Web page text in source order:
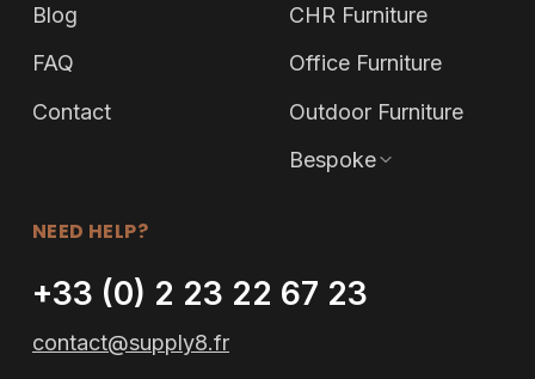
Blog
FAQ
Contact
CHR Furniture
Office Furniture
Outdoor Furniture
Bespoke
NEED HELP?
+33 (0) 2 23 22 67 23
contact@supply8.fr